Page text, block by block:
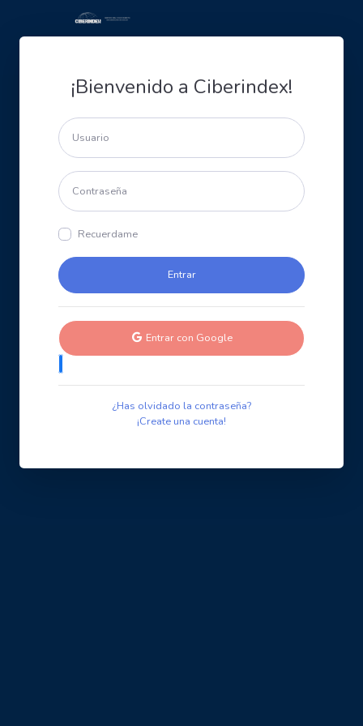
¡Bienvenido a Ciberindex!
Recuerdame
Entrar con Google
¿Has olvidado la contraseña?
¡Create una cuenta!